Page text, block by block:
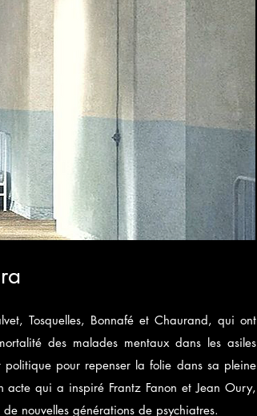
Tosquelles, Bonnafé et Chaurand, qui ont
des malades mentaux dans les asiles
pour repenser la folie dans sa pleine
acte qui a inspiré Frantz Fanon et Jean Oury,
nouvelles générations de psychiatres.